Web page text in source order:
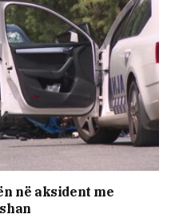
në aksident me